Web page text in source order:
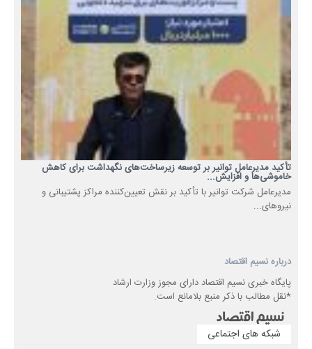
تأکید مدیرعامل توانیر بر توسعه زیرساخت‌های نگهداشت برای کاهش
خاموشی‌ها و افزایش...
مدیرعامل شرکت توانیر با تأکید بر نقش تعیین‌کننده مراکز پشتیبانی و
نیروهای...
درباره نسیم اقتصاد
پایگاه خبری نسیم اقتصاد دارای مجوز وزارت ارشاد
*نقل مطالب با ذکر منبع بلامانع است.
شبکه های اجتماعی